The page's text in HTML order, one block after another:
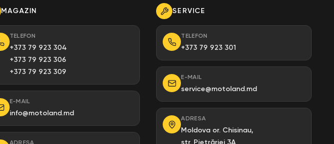
MAGAZIN
TELEFON
+373 79 923 304
+373 79 923 306
+373 79 923 309
E-MAIL
info@motoland.md
ADRESA
SERVICE
TELEFON
+373 79 923 301
E-MAIL
service@motoland.md
ADRESA
Moldova or. Chisinau,
str. Pietrăriei 3A